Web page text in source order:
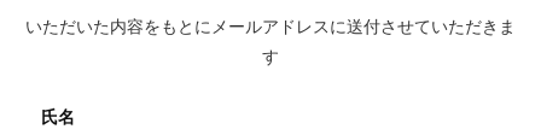
いただいた内容をもとにメールアドレスに送付させていただきま
す
氏名